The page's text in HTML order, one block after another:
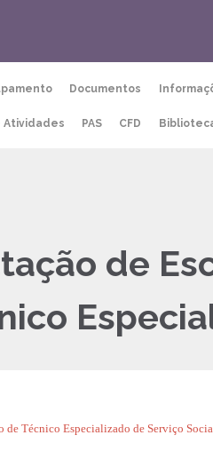
Documentos
Atividades PAS CFD
de
de Técnico Especializado de Serviço